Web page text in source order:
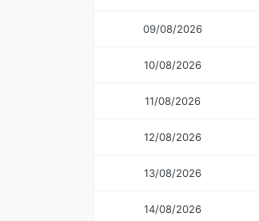
09/08/2026
10/08/2026
11/08/2026
12/08/2026
13/08/2026
14/08/2026